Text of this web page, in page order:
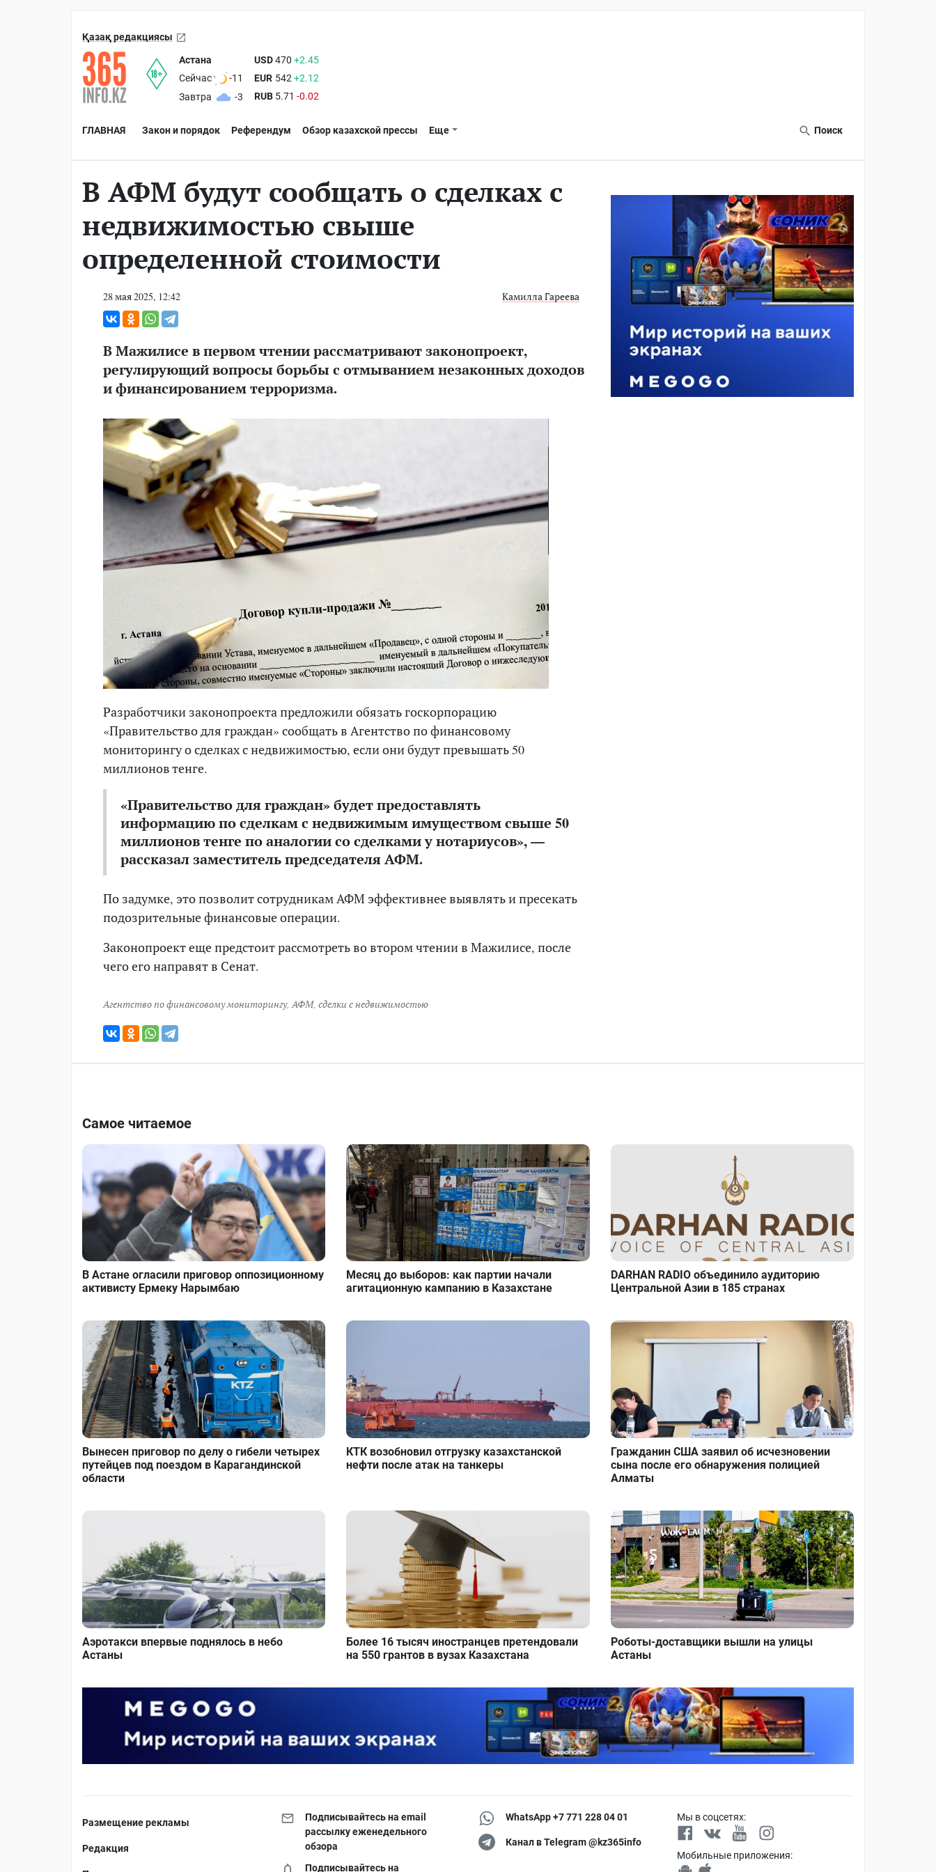
Қазақ редакциясы
Астана
Сейчас
-11
Завтра
-3
USD470 +2.45
EUR 542 +2.12
RUB 5.71 -0.02
ГЛАВНАЯ Закон и порядок Референдум Обзор казахской прессы Еще Поиск
В АФМ будут сообщать о сделках с
недвижимостью свыше
определенной стоимости
28 мая 2025, 12:42 Камилла Гареева
В Мажилисе в первом чтении рассматривают законопроект,
регулирующий вопросы борьбы с отмыванием незаконных доходов
и финансированием терроризма.
Разработчики законопроекта предложили обязать госкорпорацию
«Правительство для граждан» сообщать в Агентство по финансовому
мониторингу о сделках с недвижимостью, если они будут превышать 50
миллионов тенге.
«Правительство для граждан» будет предоставлять
информацию по сделкам с недвижимым имуществом свыше 50
миллионов тенге по аналогии со сделками у нотариусов», —
рассказал заместитель председателя АФМ.
По задумке, это позволит сотрудникам АФМ эффективнее выявлять и пресекать
подозрительные финансовые операции.
Законопроект еще предстоит рассмотреть во втором чтении в Мажилисе, после
чего его направят в Сенат.
Агентство по финансовому мониторингу, АФМ, сделки с недвижимостью
Самое читаемое
В Астане огласили приговор оппозиционному
активисту Ермеку Нарымбаю
Месяц до выборов: как партии начали
агитационную кампанию в Казахстане
DARHAN RADIO объединило аудиторию
Центральной Азии в 185 странах
Вынесен приговор по делу о гибели четырех
путейцев под поездом в Карагандинской
области
КТК возобновил отгрузку казахстанской
нефти после атак на танкеры
Гражданин США заявил об исчезновении
сына после его обнаружения полицией
Алматы
Аэротакси впервые поднялось в небо
Астаны
Более 16 тысяч иностранцев претендовали
на 550 грантов в вузах Казахстана
Роботы-доставщики вышли на улицы
Астаны
Размещение рекламы
Редакция
Подписывайтесь на email
рассылку еженедельного
обзора
Подписывайтесь на
WhatsApp +7 771 228 04 01
Канал в Telegram @kz365info
Мы в соцсетях:
Мобильные приложения: